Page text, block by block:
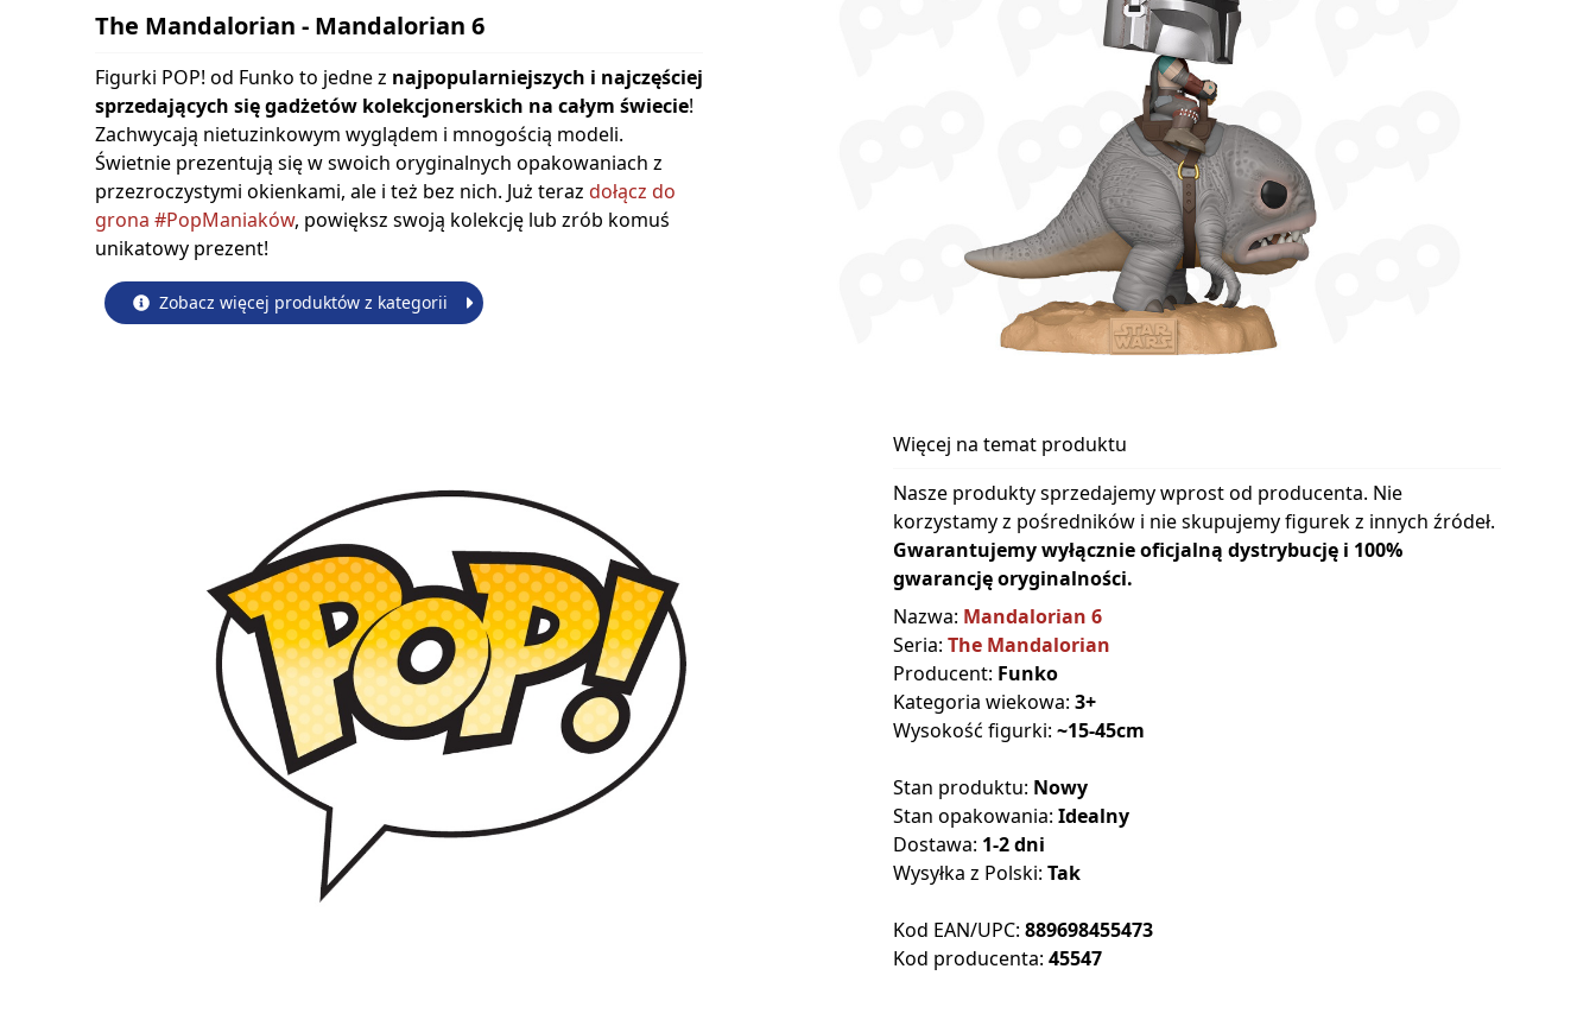
The Mandalorian - Mandalorian 6
Figurki POP! od Funko to jedne z najpopularniejszych i najczęściej
sprzedających się gadżetów kolekcjonerskich na całym świecie!
Zachwycają nietuzinkowym wyglądem i mnogością modeli.
Świetnie prezentują się w swoich oryginalnych opakowaniach z
przezroczystymi okienkami, ale i też bez nich. Już teraz dołącz do
grona #PopManiaków, powiększ swoją kolekcję lub zrób komuś
unikatowy prezent!
Zobacz więcej produktów z kategorii
Więcej na temat produktu
Nasze produkty sprzedajemy wprost od producenta. Nie
korzystamy z pośredników i nie skupujemy figurek z innych źródeł.
Gwarantujemy wyłącznie oficjalną dystrybucję i 100%
gwarancję oryginalności.
Nazwa: Mandalorian 6
Seria: The Mandalorian
Producent: Funko
Kategoria wiekowa: 3+
Wysokość figurki: ~15-45cm
Stan produktu: Nowy
Stan opakowania: Idealny
Dostawa: 1-2 dni
Wysyłka z Polski: Tak
Kod EAN/UPC: 889698455473
Kod producenta: 45547